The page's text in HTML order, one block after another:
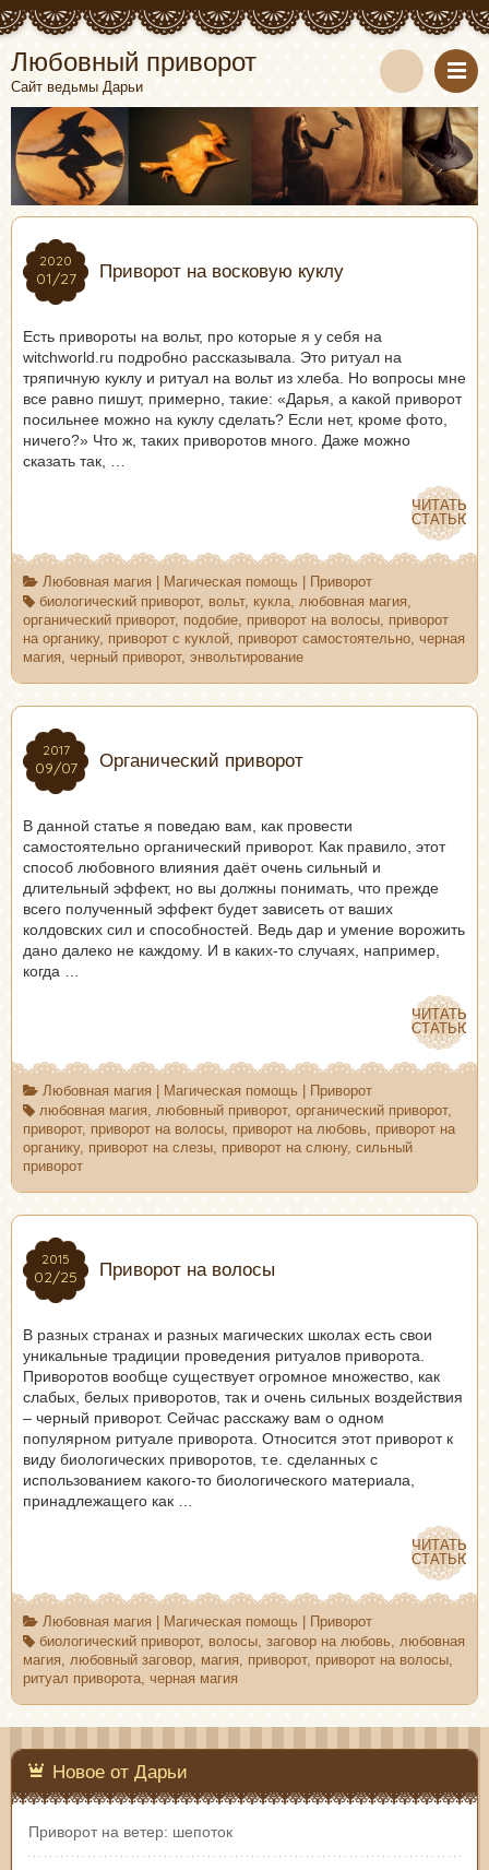
Любовный приворот
Сайт ведьмы Дарьи
2020
01/27
2020
01/27 Приворот на восковую куклу
Есть привороты на вольт, про которые я у себя на
witchworld.ru подробно рассказывала. Это ритуал на
тряпичную куклу и ритуал на вольт из хлеба. Но вопросы мне
все равно пишут, примерно, такие: «Дарья, а какой приворот
посильнее можно на куклу сделать? Если нет, кроме фото,
ничего?» Что ж, таких приворотов много. Даже можно
сказать так, …
ЧИТАТЬ
СТАТЬЮ
ЧИТАТЬ
СТАТЬЮ
Любовная магия Магическая помощь
Приворот
биологический приворот, вольт, кукла, любовная магия
органический приворот, подобие приворот на волосы
приворот
на органику, приворот с куклой приворот самостоятельно черная
магия
черный приворот, энвольтирование
2017
09/07
2017
09/07 Органический приворот
В данной статье я поведаю вам, как провести
самостоятельно органический приворот. Как правило, этот
способ любовного влияния даёт очень сильный и
длительный эффект, но вы должны понимать, что прежде
всего полученный эффект будет зависеть от ваших
колдовских сил и способностей. Ведь дар и умение ворожить
дано далеко не каждому. И в каких-то случаях, например,
когда …
ЧИТАТЬ
СТАТЬЮ
ЧИТАТЬ
СТАТЬЮ
Любовная магия Магическая помощь
Приворот
любовная магия, любовный приворот, органический приворот,
приворот, приворот на волосы, приворот на любовь, приворот на
органику, приворот на слезы, приворот на слюну, сильный
приворот
2015
02/25
2015
02/25 Приворот на волосы
В разных странах и разных магических школах есть свои
уникальные традиции проведения ритуалов приворота.
Приворотов вообще существует огромное множество, как
слабых, белых приворотов, так и очень сильных воздействия
– черный приворот. Сейчас расскажу вам о одном
популярном ритуале приворота. Относится этот приворот к
виду биологических приворотов, т.е. сделанных с
использованием какого-то биологического материала,
принадлежащего как …
ЧИТАТЬ
СТАТЬЮ
ЧИТАТЬ
СТАТЬЮ
Любовная магия Магическая помощь
Приворот
биологический приворот, волосы, заговор на любовь, любовная
магия, любовный заговор, магия, приворот, приворот на волосы,
ритуал приворота, черная магия
Новое от Дарьи
Приворот на ветер: шепоток